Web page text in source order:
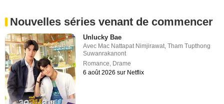
Nouvelles séries venant de commencer
Unlucky Bae
Avec Mac Nattapat Nimjirawat,Tham Tupthong
Suwanrakanont
Romance, Drame
6 août 2026 sur Netflix